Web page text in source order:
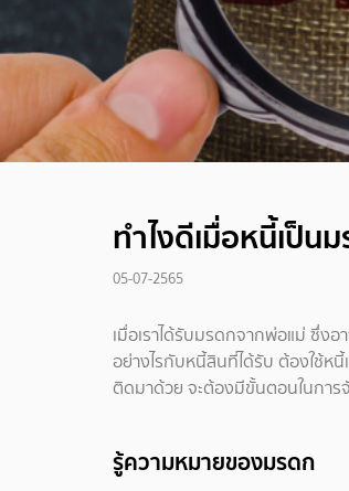
ทำไงดีเมื่อหนี้เป็น
05-07-2565
เมื่อเราได้รับมรดกจากพ่อแม่ ซึ่ง
อย่างไรกับหนี้สินที่ได้รับ ต้องใช้ห
ติดมาด้วย จะต้องมีขั้นตอนในการ
รู้ความหมายของมรดก